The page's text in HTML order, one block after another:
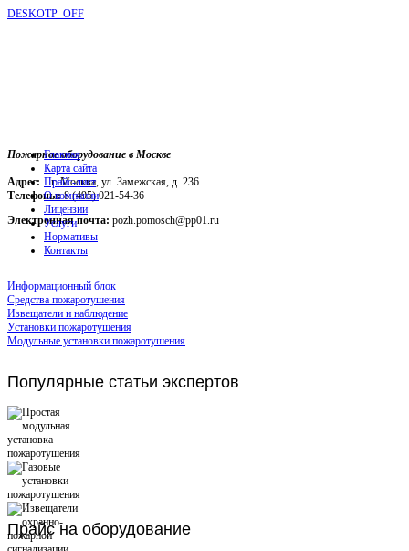
DESKOTP_OFF
Пожарное оборудование в Москве
Адрес: г. Москва, ул. Замежская, д. 236
Телефоны:8 (495) 021-54-36
Электронная почта: pozh.pomosch@pp01.ru
Главная
Карта сайта
Прайс-лист
О компании
Лицензии
Услуги
Нормативы
Контакты
Информационный блок
Средства пожаротушения
Извещатели и наблюдение
Установки пожаротушения
Модульные установки пожаротушения
Популярные статьи экспертов
Прайсна оборудование